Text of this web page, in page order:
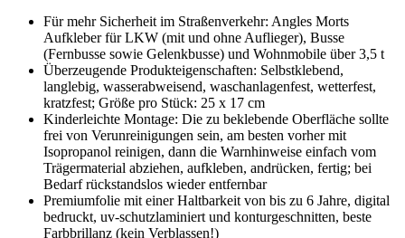
Für mehr Sicherheit im Straßenverkehr: Angles Morts
Aufkleber für LKW (mit und ohne Auflieger), Busse
(Fernbusse sowie Gelenkbusse) und Wohnmobile über 3,5 t
Überzeugende Produkteigenschaften: Selbstklebend,
langlebig, wasserabweisend, waschanlagenfest, wetterfest,
kratzfest; Größe pro Stück: 25 x 17 cm
Kinderleichte Montage: Die zu beklebende Oberfläche sollte
frei von Verunreinigungen sein, am besten vorher mit
Isopropanol reinigen, dann die Warnhinweise einfach vom
Trägermaterial abziehen, aufkleben, andrücken, fertig; bei
Bedarf rückstandslos wieder entfernbar
Premiumfolie mit einer Haltbarkeit von bis zu 6 Jahre, digital
bedruckt, uv-schutzlaminiert und konturgeschnitten, beste
Farbbrillanz (kein Verblassen!)